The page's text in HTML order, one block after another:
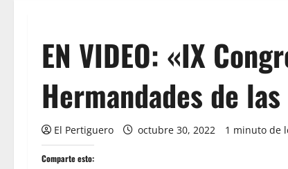
EN VIDEO: «IX
Hermandades de
El Pertiguero octubre 30, 2022 1 minuto de
Comparte esto: